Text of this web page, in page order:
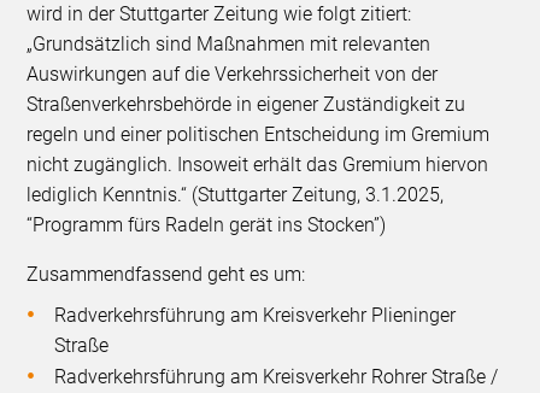
wird in der Stuttgarter Zeitung wie folgt zitiert:
„Grundsätzlich sind Maßnahmen mit relevanten
Auswirkungen auf die Verkehrssicherheit von der
Straßenverkehrsbehörde in eigener Zuständigkeit zu
regeln und einer politischen Entscheidung im Gremium
nicht zugänglich. Insoweit erhält das Gremium hiervon
lediglich Kenntnis.“ (Stuttgarter Zeitung, 3.1.2025,
“Programm fürs Radeln gerät ins Stocken”)
Zusammendfassend geht es um:
Radverkehrsführung am Kreisverkehr Plieninger
Straße
Radverkehrsführung am Kreisverkehr Rohrer Straße /